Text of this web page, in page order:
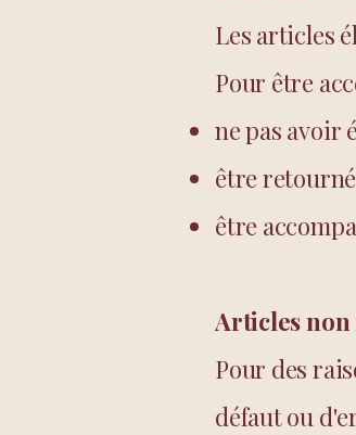
Les articles
Pour être
ne pas avoir
être
être
Articles
Pour des
défaut ou